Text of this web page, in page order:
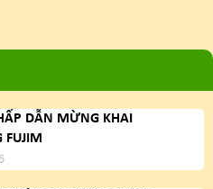
DẪN MỪNG KHAI
FUJIM